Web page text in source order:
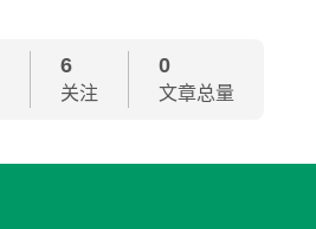
6
关注
0
文章总量